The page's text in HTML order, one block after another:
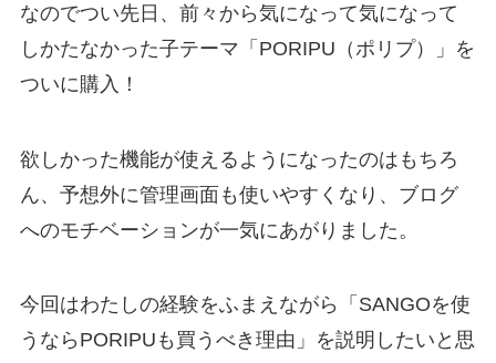
なのでつい先日、前々から気になって気になって
しかたなかった子テーマ「PORIPU（ポリプ）」を
ついに購入！
欲しかった機能が使えるようになったのはもちろ
ん、予想外に管理画面も使いやすくなり、ブログ
へのモチベーションが一気にあがりました。
今回はわたしの経験をふまえながら「SANGOを使
うならPORIPUも買うべき理由」を説明したいと思